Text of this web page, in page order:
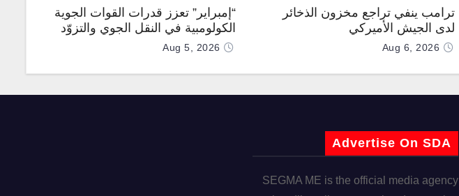
ترامب ينفي تراجع مخزون الذخائر
لدى الجيش الأميركي
Aug 6, 2026
“إمبراير” تعزز قدرات القوات الجوية
الكولومبية في النقل الجوي والتزوّد
بالوقود جوًا من خلال تزويدها بطائرتي
Aug 5, 2026
Advertise On SDA
SEGMA ME is the official media agency